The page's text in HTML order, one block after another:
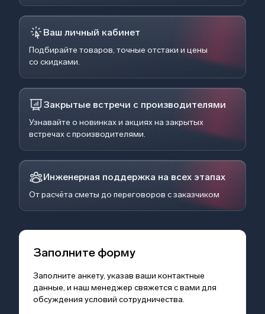
Ваш личный кабинет
Подбирайте товаров, точные отстаки и цены
со скидками.
Закрытые встречи с производителями
Узнавайте о новинках и акциях на закрытых
встречах с производителями.
Инженерная поддержка на всех этапах
От расчёта сметы до переговоров с заказчиком
Заполните форму
Заполните анкету, указав ваши контактные
данные, и наш менеджер свяжется с вами для
обсуждения условий сотрудничества.